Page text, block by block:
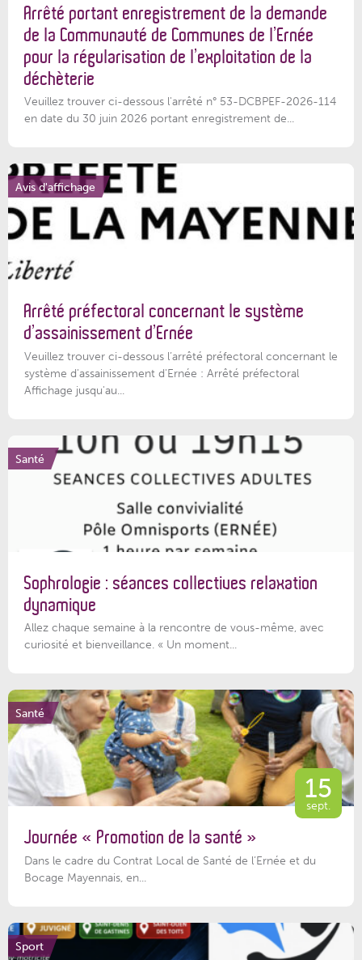
Arrêté portant enregistrement de la demande
de la Communauté de Communes de l’Ernée
pour la régularisation de l’exploitation de la
déchèterie
Veuillez trouver ci-dessous l'arrêté n° 53-DCBPEF-2026-114
en date du 30 juin 2026 portant enregistrement de...
Avis d'affichage
Arrêté préfectoral concernant le système
d’assainissement d’Ernée
Veuillez trouver ci-dessous l’arrêté préfectoral concernant le
système d'assainissement d'Ernée : Arrêté préfectoral
Affichage jusqu'au...
Santé
Sophrologie : séances collectives relaxation
dynamique
Allez chaque semaine à la rencontre de vous-même, avec
curiosité et bienveillance. « Un moment...
Santé
15
sept.
Journée « Promotion de la santé »
Dans le cadre du Contrat Local de Santé de l’Ernée et du
Bocage Mayennais, en...
Sport